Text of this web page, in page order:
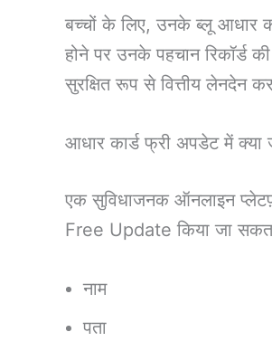
बच्चों के लिए, उनके ब्लू आधार
होने पर उनके पहचान
सुरक्षित रूप से वित्तीय लेनदेन
आधार कार्ड फ्री अपडेट में
एक सुविधाजनक ऑनलाइन
Free Update किया जा
नाम
पता